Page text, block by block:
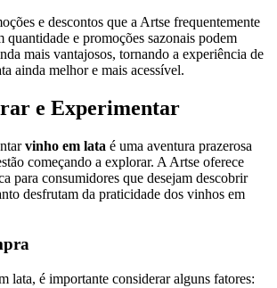
e descontos que a Artse frequentemente
quantidade e promoções sazonais podem
mais vantajosos, tornando a experiência de
ainda melhor e mais acessível.
e Experimentar
vinho em lata é uma aventura prazerosa
começando a explorar. A Artse oferece
para consumidores que desejam descobrir
desfrutam da praticidade dos vinhos em
lata, é importante considerar alguns fatores: